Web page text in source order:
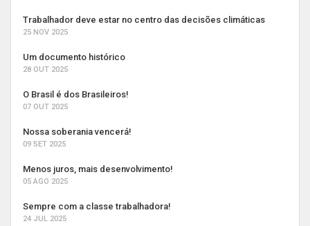
Trabalhador deve estar no centro das decisões climáticas
25 NOV 2025
Um documento histórico
28 OUT 2025
O Brasil é dos Brasileiros!
07 OUT 2025
Nossa soberania vencerá!
09 SET 2025
Menos juros, mais desenvolvimento!
05 AGO 2025
Sempre com a classe trabalhadora!
24 JUL 2025